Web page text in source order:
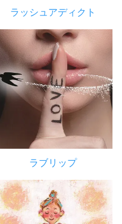
ラッシュアディクト
ラブリップ